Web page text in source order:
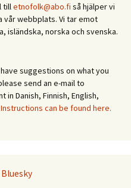
tilletnofolk@abo.fi så hjälper vi
webbplats. Vi tar emot
isländska, norska och svenska.
suggestions on what you
send an e-mail to
in Danish, Finnish, English,
Instructions can be found here.
Bluesky